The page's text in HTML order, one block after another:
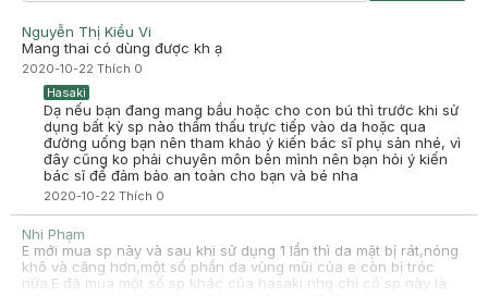
Nguyễn Thị Kiều Vi
Mang thai có dùng được kh ạ
2020-10-22 Thích 0
Hasaki
Dạ nếu bạn đang mang bầu hoặc cho con bú thì trước khi sử
dụng bất kỳ sp nào thẩm thấu trực tiếp vào da hoặc qua
đường uống bạn nên tham khảo ý kiến bác sĩ phụ sản nhé, vì
đây cũng ko phải chuyên môn bên mình nên bạn hỏi ý kiến
bác sĩ để đảm bảo an toàn cho bạn và bé nha
2020-10-22 Thích 0
Nhi Phạm
E mới mua sp này và sau khi sử dụng 1 lần thì da mặt bị rát,nóng
khô và căng hơn,một số phần da vùng mũi của e còn bị tróc
nữa.E đã mua một số sp khác của hasaki nhg chỉ có sp này là